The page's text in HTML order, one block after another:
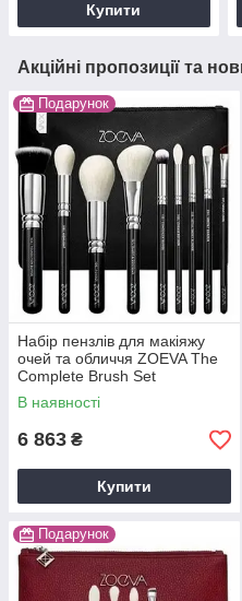
Купити
Акційні пропозиції та
Подарунок
Набір пензлів для макіяжу
очей та обличчя ZOEVA The
Complete Brush Set
В наявності
6 863 ₴
Купити
Подарунок